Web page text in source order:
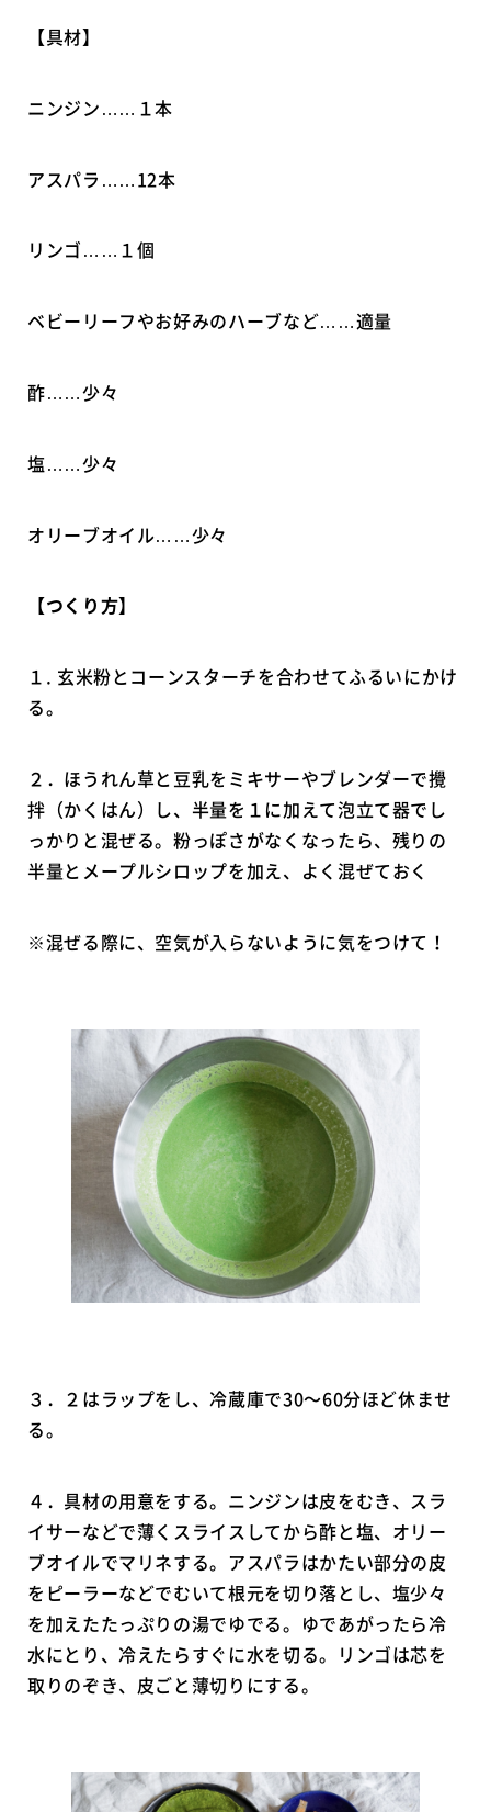
【具材】
ニンジン……１本
アスパラ……12本
リンゴ……１個
ベビーリーフやお好みのハーブなど……適量
酢……少々
塩……少々
オリーブオイル……少々
【つくり方】
１. 玄米粉とコーンスターチを合わせてふるいにかけ
る。
２．ほうれん草と豆乳をミキサーやブレンダーで攪
拌（かくはん）し、半量を１に加えて泡立て器でし
っかりと混ぜる。粉っぽさがなくなったら、残りの
半量とメープルシロップを加え、よく混ぜておく
※混ぜる際に、空気が入らないように気をつけて！
３．２はラップをし、冷蔵庫で30〜60分ほど休ませ
る。
４．具材の用意をする。ニンジンは皮をむき、スラ
イサーなどで薄くスライスしてから酢と塩、オリー
ブオイルでマリネする。アスパラはかたい部分の皮
をピーラーなどでむいて根元を切り落とし、塩少々
を加えたたっぷりの湯でゆでる。ゆであがったら冷
水にとり、冷えたらすぐに水を切る。リンゴは芯を
取りのぞき、皮ごと薄切りにする。